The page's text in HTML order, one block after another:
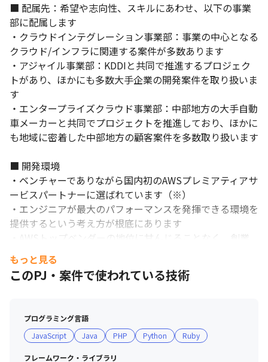
社会にインパクトのある大きなプロジェクトに参画します。
■ 配属先：希望や志向性、スキルにあわせ、以下の事業
部に配属します
・クラウドインテグレーション事業部：事業の中心となる
クラウド/インフラに関連する案件が多数あります
・アジャイル事業部：KDDIと共同で推進するプロジェク
トがあり、ほかにも多数大手企業の開発案件を取り扱いま
す
・エンタープライズクラウド事業部：中部地方の大手自動
車メーカーと共同でプロジェクトを推進しており、ほかに
も地域に密着した中部地方の顧客案件を多数取り扱います
■ 開発環境
・ベンチャーでありながら国内初のAWSプレミアティアサ
ービスパートナーに選ばれています（※）
・エンジニアが最大のパフォーマンスを発揮できる環境を
提供するという考え方が根底にあります
・AWSトップベンダーの地位に甘んじることなく、創業
スピリッツそのままに新しいチャレンジを続けています
・AWSやGoogle Cloudに関する検証費用や認定試験、オ
ライリーなどの技術本を会社負担しており、スピーディー
力を評価、認定する「iretテクニカルアンバサダー認定制
度」を用意しています
・オンライン技術勉強会「iret tech labo」を定期的に開
もっと見る
このPJ・案件で使われている技術
プログラミング言語
JavaScript
Java PHP Python Ruby
フレームワーク・ライブラリ